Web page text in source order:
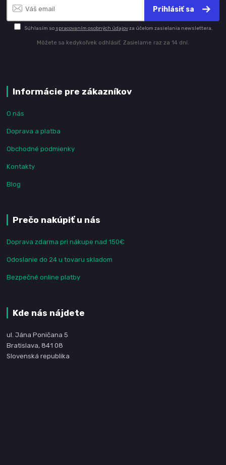
Prihlásiť sa
Súhlasím so spracovaním osobných údajovza účelom zasielania newslettera.
Môžete sa kedykoľvek odhlásiť. Zasielame raz za 14 dní.
Informácie pre zákazníkov
O nás
Doprava a platba
Obchodné podmienky
Kontakty
Blog
Prečo nakúpiť u nás
Doprava zdarma pri nákupe nad 150€
Odoslanie do 24 u tovaru skladom
Bezpečné online platby
Kde nás nájdete
ul. Jána Poničana 5
Bratislava, 841 08
Slovenská republika